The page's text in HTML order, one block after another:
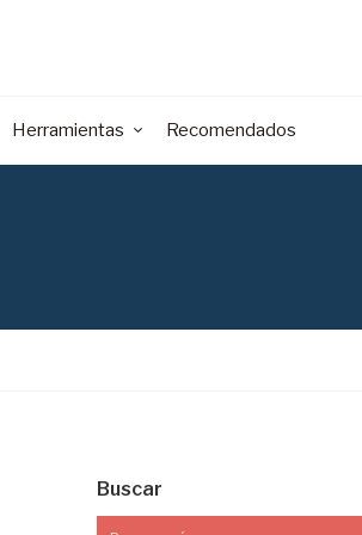
Herramientas Recomendados
Buscar